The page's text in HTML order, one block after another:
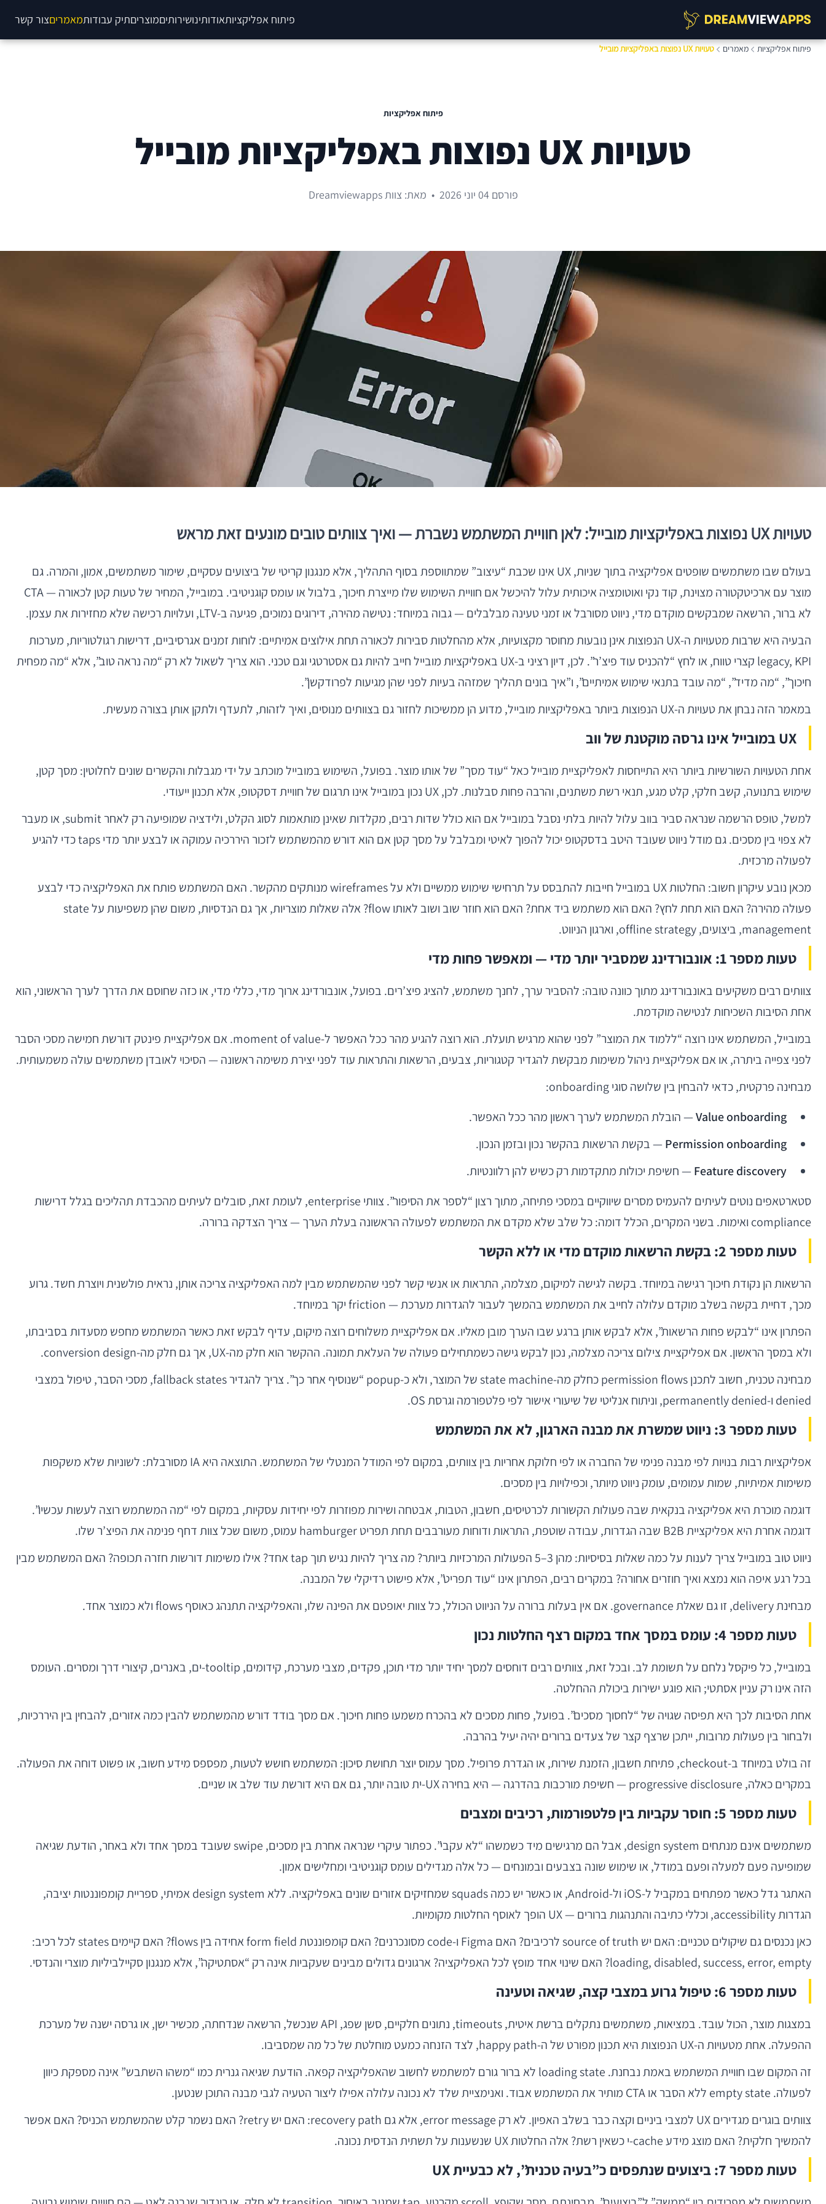
פיתוח אפליקציותאודותינושירותיםמוצריםתיק עבודותמאמריםצור קשר
פיתוח אפליקציות מאמרים טעויות UX נפוצות באפליקציות מובייל
פיתוח אפליקציות
טעויות UX נפוצות באפליקציות מובייל
פורסם 04 יוני 2026 • מאת: צוות Dreamviewapps
טעויות UX נפוצות באפליקציות מובייל: לאן חוויית המשתמש נשברת — ואיך צוותים טובים מונעים זאת מראש
בעולם שבו משתמשים שופטים אפליקציה בתוך שניות, UX אינו שכבת “עיצוב” שמתווספת בסוף התהליך, אלא מנגנון קריטי של ביצועים עסקיים, שימור משתמשים, אמון, והמרה. גם
מוצר עם ארכיטקטורה מצוינת, קוד נקי ואוטומציה איכותית עלול להיכשל אם חוויית השימוש שלו מייצרת חיכוך, בלבול או עומס קוגניטיבי. במובייל, המחיר של טעות קטן לכאורה — CTA
לא ברור, הרשאה שמבקשים מוקדם מדי, ניווט מסורבל או זמני טעינה מבלבלים — גבוה במיוחד: נטישה מהירה, דירוגים נמוכים, פגיעה ב-LTV, ועלויות רכישה שלא מחזירות את עצמן.
הבעיה היא שרבות מטעויות ה-UX הנפוצות אינן נובעות מחוסר מקצועיות, אלא מהחלטות סבירות לכאורה תחת אילוצים אמיתיים: לוחות זמנים אגרסיביים, דרישות רגולטוריות, מערכות
legacy, KPI קצרי טווח, או לחץ “להכניס עוד פיצ’ר”. לכן, דיון רציני ב-UX באפליקציות מובייל חייב להיות גם אסטרטגי וגם טכני. הוא צריך לשאול לא רק “מה נראה טוב”, אלא “מה מפחית
חיכוך”, “מה מדיד”, “מה עובד בתנאי שימוש אמיתיים”, ו”איך בונים תהליך שמזהה בעיות לפני שהן מגיעות לפרודקשן”.
במאמר הזה נבחן את טעויות ה-UX הנפוצות ביותר באפליקציות מובייל, מדוע הן ממשיכות לחזור גם בצוותים מנוסים, ואיך לזהות, לתעדף ולתקן אותן בצורה מעשית.
UX במובייל אינו גרסה מוקטנת של ווב
אחת הטעויות השורשיות ביותר היא התייחסות לאפליקציית מובייל כאל “עוד מסך” של אותו מוצר. בפועל, השימוש במובייל מוכתב על ידי מגבלות והקשרים שונים לחלוטין: מסך קטן,
שימוש בתנועה, קשב חלקי, קלט מגע, תנאי רשת משתנים, והרבה פחות סבלנות. לכן, UX נכון במובייל אינו תרגום של חוויית דסקטופ, אלא תכנון ייעודי.
למשל, טופס הרשמה שנראה סביר בווב עלול להיות בלתי נסבל במובייל אם הוא כולל שדות רבים, מקלדות שאינן מותאמות לסוג הקלט, ולידציה שמופיעה רק לאחר submit, או מעבר
לא צפוי בין מסכים. גם מודל ניווט שעובד היטב בדסקטופ יכול להפוך לאיטי ומבלבל על מסך קטן אם הוא דורש מהמשתמש לזכור היררכיה עמוקה או לבצע יותר מדי taps כדי להגיע
לפעולה מרכזית.
מכאן נובע עיקרון חשוב: החלטות UX במובייל חייבות להתבסס על תרחישי שימוש ממשיים ולא על wireframes מנותקים מהקשר. האם המשתמש פותח את האפליקציה כדי לבצע
פעולה מהירה? האם הוא תחת לחץ? האם הוא משתמש ביד אחת? האם הוא חוזר שוב ושוב לאותו flow? אלה שאלות מוצריות, אך גם הנדסיות, משום שהן משפיעות על state
management, ביצועים, offline strategy, וארגון הניווט.
טעות מספר 1: אונבורדינג שמסביר יותר מדי — ומאפשר פחות מדי
צוותים רבים משקיעים באונבורדינג מתוך כוונה טובה: להסביר ערך, לחנך משתמש, להציג פיצ’רים. בפועל, אונבורדינג ארוך מדי, כללי מדי, או כזה שחוסם את הדרך לערך הראשוני, הוא
אחת הסיבות השכיחות לנטישה מוקדמת.
במובייל, המשתמש אינו רוצה “ללמוד את המוצר” לפני שהוא מרגיש תועלת. הוא רוצה להגיע מהר ככל האפשר ל-moment of value. אם אפליקציית פינטק דורשת חמישה מסכי הסבר
לפני צפייה ביתרה, או אם אפליקציית ניהול משימות מבקשת להגדיר קטגוריות, צבעים, הרשאות והתראות עוד לפני יצירת משימה ראשונה — הסיכוי לאובדן משתמשים עולה משמעותית.
מבחינה פרקטית, כדאי להבחין בין שלושה סוגי onboarding:
Value onboarding— הובלת המשתמש לערך ראשון מהר ככל האפשר.
Permission onboarding — בקשת הרשאות בהקשר נכון ובזמן הנכון.
Feature discovery — חשיפת יכולות מתקדמות רק כשיש להן רלוונטיות.
סטארטאפים נוטים לעיתים להעמיס מסרים שיווקיים במסכי פתיחה, מתוך רצון “לספר את הסיפור”. צוותי enterprise, לעומת זאת, סובלים לעיתים מהכבדת תהליכים בגלל דרישות
compliance ואימות. בשני המקרים, הכלל דומה: כל שלב שלא מקדם את המשתמש לפעולה הראשונה בעלת הערך — צריך הצדקה ברורה.
טעות מספר 2: בקשת הרשאות מוקדם מדי או ללא הקשר
הרשאות הן נקודת חיכוך רגישה במיוחד. בקשה לגישה למיקום, מצלמה, התראות או אנשי קשר לפני שהמשתמש מבין למה האפליקציה צריכה אותן, נראית פולשנית ויוצרת חשד. גרוע
מכך, דחיית בקשה בשלב מוקדם עלולה לחייב את המשתמש בהמשך לעבור להגדרות מערכת — friction יקר במיוחד.
הפתרון אינו “לבקש פחות הרשאות”, אלא לבקש אותן ברגע שבו הערך מובן מאליו. אם אפליקציית משלוחים רוצה מיקום, עדיף לבקש זאת כאשר המשתמש מחפש מסעדות בסביבתו,
ולא במסך הראשון. אם אפליקציית צילום צריכה מצלמה, נכון לבקש גישה כשמתחילים פעולה של העלאת תמונה. ההקשר הוא חלק מה-UX, אך גם חלק מה-conversion design.
מבחינה טכנית, חשוב לתכנן permission flows כחלק מה-state machine של המוצר, ולא כ-popup “שנוסיף אחר כך”. צריך להגדיר fallback states, מסכי הסבר, טיפול במצבי
denied ו-permanently denied, וניתוח אנליטי של שיעורי אישור לפי פלטפורמה וגרסת OS.
טעות מספר 3: ניווט שמשרת את מבנה הארגון, לא את המשתמש
אפליקציות רבות בנויות לפי מבנה פנימי של החברה או לפי חלוקת אחריות בין צוותים, במקום לפי המודל המנטלי של המשתמש. התוצאה היא IA מסורבלת: לשוניות שלא משקפות
משימות אמיתיות, שמות עמומים, עומק ניווט מיותר, וכפילויות בין מסכים.
דוגמה מוכרת היא אפליקציה בנקאית שבה פעולות הקשורות לכרטיסים, חשבון, הטבות, אבטחה ושירות מפוזרות לפי יחידות עסקיות, במקום לפי “מה המשתמש רוצה לעשות עכשיו”.
דוגמה אחרת היא אפליקציית B2B שבה הגדרות, עבודה שוטפת, התראות ודוחות מעורבבים תחת תפריט hamburger עמוס, משום שכל צוות דחף פנימה את הפיצ’ר שלו.
ניווט טוב במובייל צריך לענות על כמה שאלות בסיסיות: מהן 3–5 הפעולות המרכזיות ביותר? מה צריך להיות נגיש תוך tap אחד? אילו משימות דורשות חזרה תכופה? האם המשתמש מבין
בכל רגע איפה הוא נמצא ואיך חוזרים אחורה? במקרים רבים, הפתרון אינו “עוד תפריט”, אלא פישוט רדיקלי של המבנה.
מבחינת delivery, זו גם שאלת governance. אם אין בעלות ברורה על הניווט הכולל, כל צוות יאופטם את הפינה שלו, והאפליקציה תתנהג כאוסף flows ולא כמוצר אחד.
טעות מספר 4: עומס במסך אחד במקום רצף החלטות נכון
במובייל, כל פיקסל נלחם על תשומת לב. ובכל זאת, צוותים רבים דוחסים למסך יחיד יותר מדי תוכן, פקדים, מצבי מערכת, קידומים, tooltip-ים, באנרים, קיצורי דרך ומסרים. העומס
הזה אינו רק עניין אסתטי; הוא פוגע ישירות ביכולת ההחלטה.
אחת הסיבות לכך היא תפיסה שגויה של “לחסוך מסכים”. בפועל, פחות מסכים לא בהכרח משמעו פחות חיכוך. אם מסך בודד דורש מהמשתמש להבין כמה אזורים, להבחין בין היררכיות,
ולבחור בין פעולות מרובות, ייתכן שרצף קצר של צעדים ברורים יהיה יעיל בהרבה.
זה בולט במיוחד ב-checkout, פתיחת חשבון, הזמנת שירות, או הגדרת פרופיל. מסך עמוס יוצר תחושת סיכון: המשתמש חושש לטעות, מפספס מידע חשוב, או פשוט דוחה את הפעולה.
במקרים כאלה, progressive disclosure — חשיפת מורכבות בהדרגה — היא בחירה UX-ית טובה יותר, גם אם היא דורשת עוד שלב או שניים.
טעות מספר 5: חוסר עקביות בין פלטפורמות, רכיבים ומצבים
משתמשים אינם מנתחים design system, אבל הם מרגישים מיד כשמשהו “לא עקבי”. כפתור עיקרי שנראה אחרת בין מסכים, swipe שעובד במסך אחד ולא באחר, הודעת שגיאה
שמופיעה פעם למעלה ופעם במודל, או שימוש שונה בצבעים ובמונחים — כל אלה מגדילים עומס קוגניטיבי ומחלישים אמון.
האתגר גדל כאשר מפתחים במקביל ל-iOS ול-Android, או כאשר יש כמה squads שמחזיקים אזורים שונים באפליקציה. ללא design system אמיתי, ספריית קומפוננטות יציבה,
הגדרות accessibility, וכללי כתיבה והתנהגות ברורים — UX הופך לאוסף החלטות מקומיות.
כאן נכנסים גם שיקולים טכניים: האם יש source of truth לרכיבים? האם Figma ו-code מסונכרנים? האם קומפוננטת form field אחידה בין flows? האם קיימים states לכל רכיב:
loading, disabled, success, error, empty? האם שינוי אחד מופץ לכל האפליקציה? ארגונים גדולים מבינים שעקביות אינה רק “אסתטיקה”, אלא מנגנון סקיילביליות מוצרי והנדסי.
טעות מספר 6: טיפול גרוע במצבי קצה, שגיאה וטעינה
במצגות מוצר, הכול עובד. במציאות, משתמשים נתקלים ברשת איטית, timeouts, נתונים חלקיים, סשן שפג, API שנכשל, הרשאה שנדחתה, מכשיר ישן, או גרסה ישנה של מערכת
ההפעלה. אחת מטעויות ה-UX הנפוצות היא תכנון מפורט של ה-happy path, לצד הזנחה כמעט מוחלטת של כל מה שמסביבו.
זה המקום שבו חוויית המשתמש באמת נבחנת. loading state לא ברור גורם למשתמש לחשוב שהאפליקציה קפאה. הודעת שגיאה גנרית כמו “משהו השתבש” אינה מספקת כיוון
לפעולה. empty state ללא הסבר או CTA מותיר את המשתמש אבוד. ואנימציית שלד לא נכונה עלולה אפילו ליצור הטעיה לגבי מבנה התוכן שנטען.
צוותים בוגרים מגדירים UX למצבי ביניים וקצה כבר בשלב האפיון. לא רק error message, אלא גם recovery path: האם יש retry? האם נשמר קלט שהמשתמש הכניס? האם אפשר
להמשיך חלקית? האם מוצג מידע cache-י כשאין רשת? אלה החלטות UX שנשענות על תשתית הנדסית נכונה.
טעות מספר 7: ביצועים שנתפסים כ”בעיה טכנית”, לא כבעיית UX